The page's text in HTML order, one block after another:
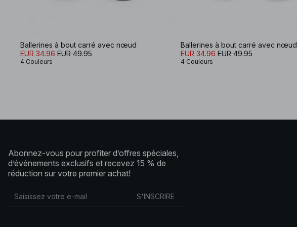
Ballerines à bout carré avec nœud
EUR 34.96 EUR 49.95
4 Couleurs
Ballerines à bout carré avec nœud
EUR 34.96 EUR 49.95
4 Couleurs
Abonnez-vous pour profiter d’offres spéciales,
d’événements exclusifs et recevez 15 % de
réduction sur votre premier achat!
S'INSCRIRE